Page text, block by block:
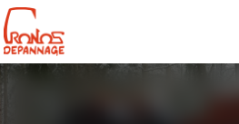
Panneau de gestion des cookies